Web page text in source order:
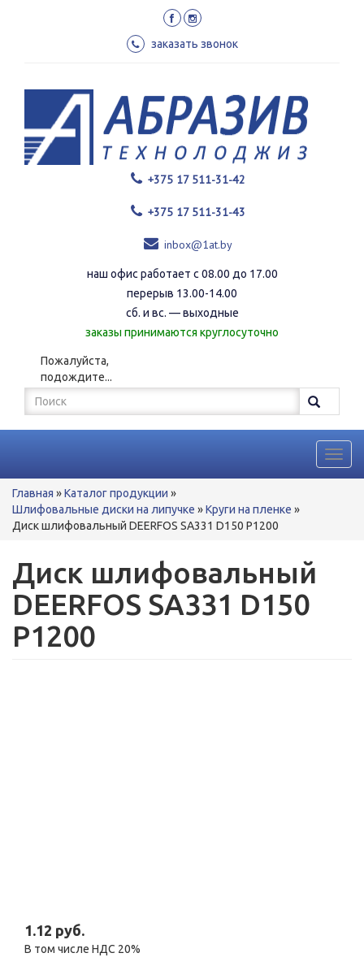
заказать звонок
+375 17 511-31-42
+375 17 511-31-43
inbox@1at.by
наш офис работает с 08.00 до 17.00
перерыв 13.00-14.00
сб. и вс. — выходные
заказы принимаются круглосуточно
Пожалуйста,
подождите...
Форма
поиска
Поиск
Вы
здесь
Главная »Каталог продукции »
Шлифовальные диски на липучке »Круги на пленке »
Диск шлифовальный DEERFOS SА331 D150 P1200
Диск шлифовальный
DEERFOS SА331 D150
P1200
1.12 руб.
В том числе НДС 20%